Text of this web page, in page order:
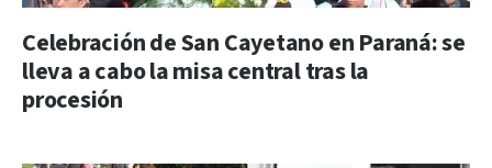
Celebración de San Cayetano en Paraná: se
lleva a cabo la misa central tras la
procesión